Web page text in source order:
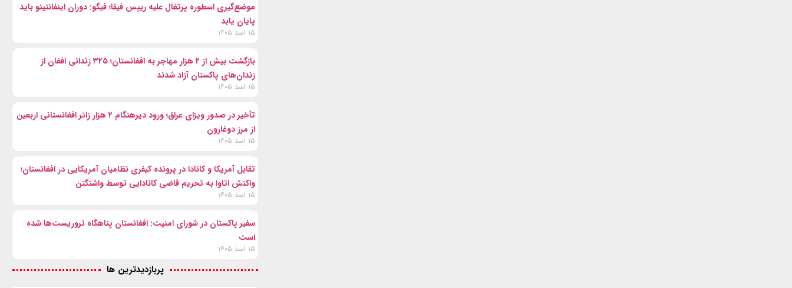
موضع‌گیری اسطوره پرتغال علیه رییس فیفا؛ فیگو: دوران اینفانتینو باید
پایان یابد
۱۵ اسد ۱۴۰۵
بازگشت بیش از ۲ هزار مهاجر به افغانستان؛ ۳۲۵ زندانی افغان از
زندان‌های پاکستان آزاد شدند
۱۵ اسد ۱۴۰۵
تأخیر در صدور ویزای عراق؛ ورود دیرهنگام ۲ هزار زائر افغانستانی اربعین
از مرز دوغارون
۱۵ اسد ۱۴۰۵
تقابل آمریکا و کانادا در پرونده کیفری نظامیان آمریکایی در افغانستان؛
واکنش اتاوا به تحریم قاضی کانادایی توسط واشنگتن
۱۵ اسد ۱۴۰۵
سفیر پاکستان در شورای امنیت: افغانستان پناهگاه تروریست‌ها شده
است
۱۵ اسد ۱۴۰۵
پربازدیدترین ها